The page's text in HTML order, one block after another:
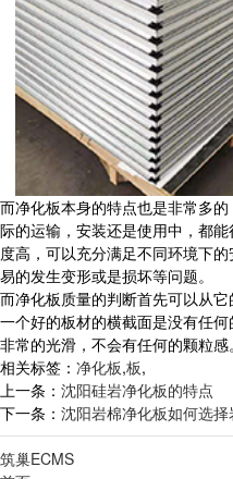
而净化板本身的特点也是非常多
际的运输，安装还是使用中，都
度高，可以充分满足不同环境下
易的发生变形或是损坏等问题。
而净化板质量的判断首先可以从
一个好的板材的横截面是没有任
非常的光滑，不会有任何的颗粒感。
相关标签： 净化板,板,
上一条： 沈阳硅岩净化板的特点
下一条： 沈阳岩棉净化板如何选
筑巢ECMS